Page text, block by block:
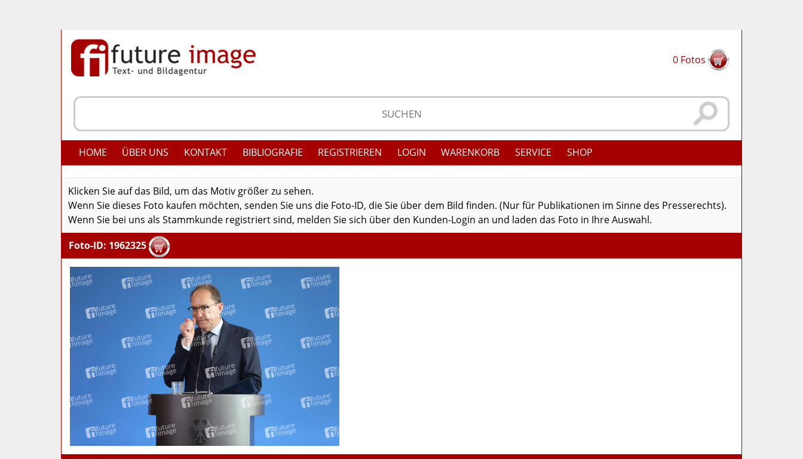
0 Fotos
HOME ÜBER UNS KONTAKT BIBLIOGRAFIE REGISTRIEREN LOGIN WARENKORB SERVICE SHOP
Klicken Sie auf das Bild, um das Motiv größer zu sehen.
Wenn Sie dieses Foto kaufen möchten, senden Sie uns die Foto-ID, die Sie über dem Bild finden. (Nur für Publikationen im Sinne des Presserechts).
Wenn Sie bei uns als Stammkunde registriert sind, melden Sie sich über den Kunden-Login an und laden das Foto in Ihre Auswahl.
Foto-ID: 1962325